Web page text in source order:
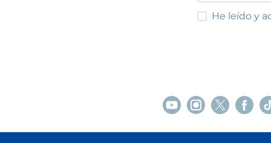
POCAS UNIDADES
He leído y
He leído y